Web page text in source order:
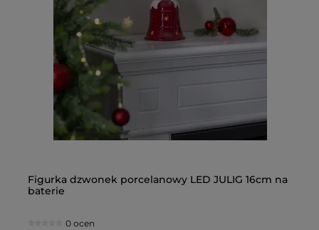
Figurka dzwonek porcelanowy LED JULIG 16cm na
baterie
0 ocen